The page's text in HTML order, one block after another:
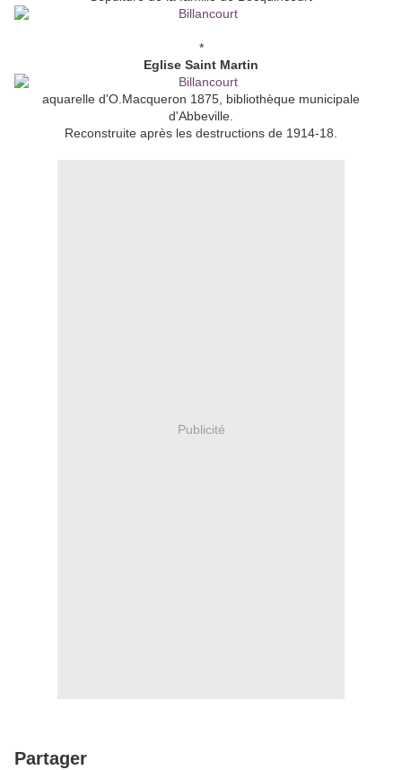
*
Eglise Saint Martin
aquarelle d'O.Macqueron 1875, bibliothèque municipale
d'Abbeville.
Reconstruite après les destructions de 1914-18.
Publicité
Partager